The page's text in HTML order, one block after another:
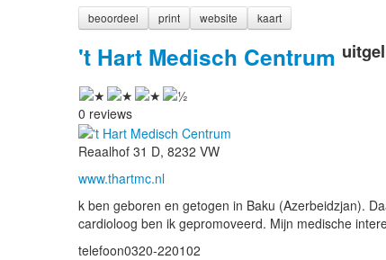
beoordeel print website kaart
't Hart Medisch Centrum
0 reviews
Reaalhof 31 D, 8232 VW
www.thartmc.nl
k ben geboren en getogen in Baku (Azerbeidzjan).
cardioloog ben ik gepromoveerd. Mijn medische
telefoon0320-220102